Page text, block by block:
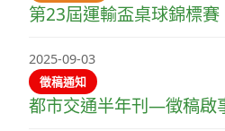
第23屆運輸盃桌球錦標
2025-09-03
徵稿通知
都市交通半年刊—徵稿啟